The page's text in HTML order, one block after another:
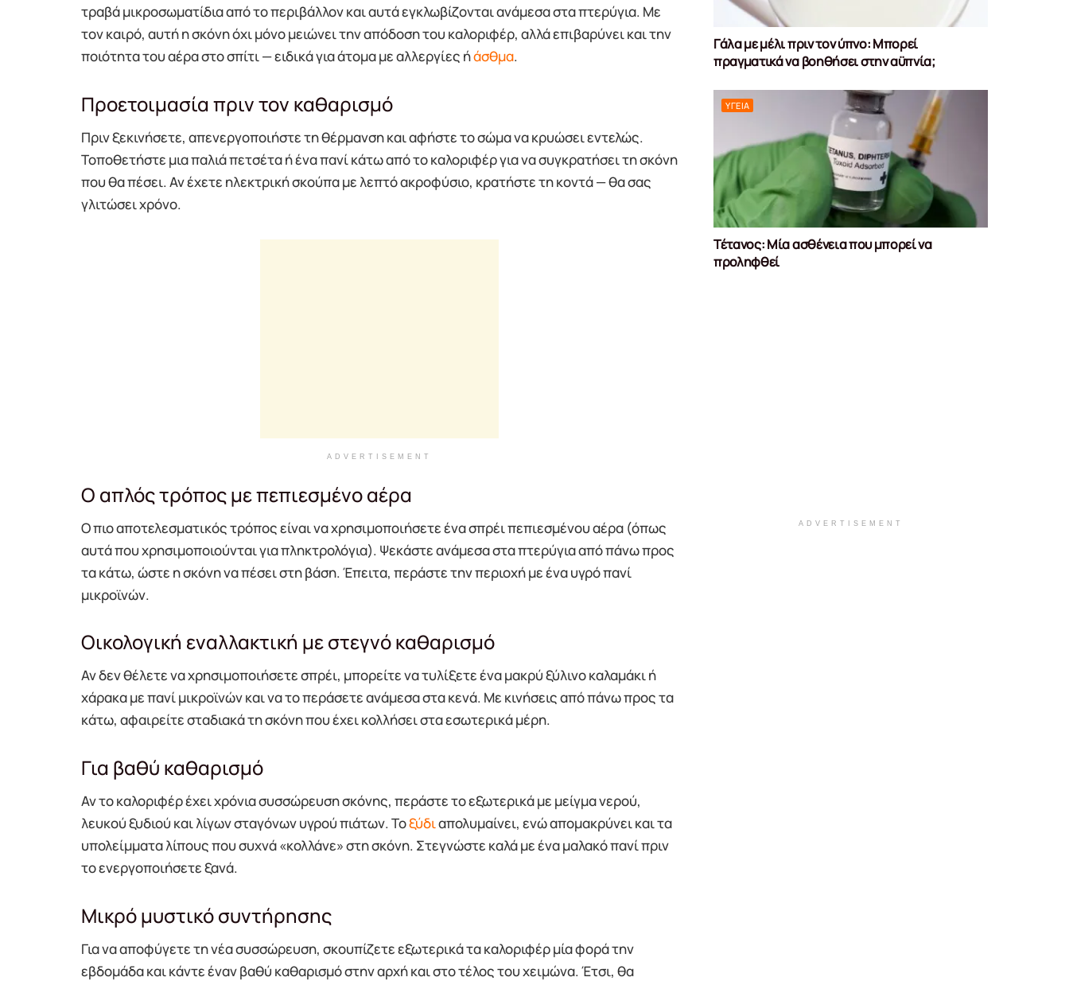
τραβά μικροσωματίδια από το περιβάλλον και αυτά εγκλωβίζονται ανάμεσα στα πτερύγια. Με
τον καιρό, αυτή η σκόνη όχι μόνο μειώνει την απόδοση του καλοριφέρ, αλλά επιβαρύνει και την
ποιότητα του αέρα στο σπίτι — ειδικά για άτομα με αλλεργίες ήάσθμα.
Προετοιμασία πριν τον καθαρισμό
Πριν ξεκινήσετε, απενεργοποιήστε τη θέρμανση και αφήστε το σώμα να κρυώσει εντελώς.
Τοποθετήστε μια παλιά πετσέτα ή ένα πανί κάτω από το καλοριφέρ για να συγκρατήσει τη σκόνη
που θα πέσει. Αν έχετε ηλεκτρική σκούπα με λεπτό ακροφύσιο, κρατήστε τη κοντά — θα σας
γλιτώσει χρόνο.
ADVERTISEMENT
Ο απλός τρόπος με πεπιεσμένο αέρα
Ο πιο αποτελεσματικός τρόπος είναι να χρησιμοποιήσετε ένα σπρέι πεπιεσμένου αέρα (όπως
αυτά που χρησιμοποιούνται για πληκτρολόγια). Ψεκάστε ανάμεσα στα πτερύγια από πάνω προς
τα κάτω, ώστε η σκόνη να πέσει στη βάση. Έπειτα, περάστε την περιοχή με ένα υγρό πανί
μικροϊνών.
Οικολογική εναλλακτική με στεγνό καθαρισμό
Αν δεν θέλετε να χρησιμοποιήσετε σπρέι, μπορείτε να τυλίξετε ένα μακρύ ξύλινο καλαμάκι ή
χάρακα με πανί μικροϊνών και να το περάσετε ανάμεσα στα κενά. Με κινήσεις από πάνω προς τα
κάτω, αφαιρείτε σταδιακά τη σκόνη που έχει κολλήσει στα εσωτερικά μέρη.
Για βαθύ καθαρισμό
Αν το καλοριφέρ έχει χρόνια συσσώρευση σκόνης, περάστε το εξωτερικά με μείγμα νερού,
λευκού ξυδιού και λίγων σταγόνων υγρού πιάτων. Τοξύδιαπολυμαίνει, ενώ απομακρύνει και τα
υπολείμματα λίπους που συχνά «κολλάνε» στη σκόνη. Στεγνώστε καλά με ένα μαλακό πανί πριν
το ενεργοποιήσετε ξανά.
Μικρό μυστικό συντήρησης
Για να αποφύγετε τη νέα συσσώρευση, σκουπίζετε εξωτερικά τα καλοριφέρ μία φορά την
εβδομάδα και κάντε έναν βαθύ καθαρισμό στην αρχή και στο τέλος του χειμώνα. Έτσι, θα
Γάλα με μέλι πριν τον ύπνο: Μπορεί
πραγματικά να βοηθήσει στην αϋπνία;
ΥΓΕΊΑ
Τέτανος: Μία ασθένεια που μπορεί να
προληφθεί
ADVERTISEMENT